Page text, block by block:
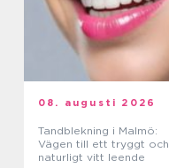
08. augusti 2026
Tandblekning i Malmö:
Vägen till ett tryggt och
naturligt vitt leende